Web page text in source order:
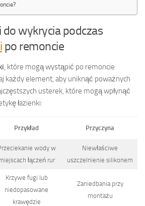
wykrycia podczas
po remoncie
, które mogą wystąpić po remoncie
każdy element, aby uniknąć poważnych
usterek, które mogą wpłynąć
łazienki:
Przykład Przyczyna
wody w
łączeń rur
Niewłaściwe
uszczelnienie silikonem
Krzywe fugi lub
niedopasowane
krawędzie
Zaniedbania przy
montażu